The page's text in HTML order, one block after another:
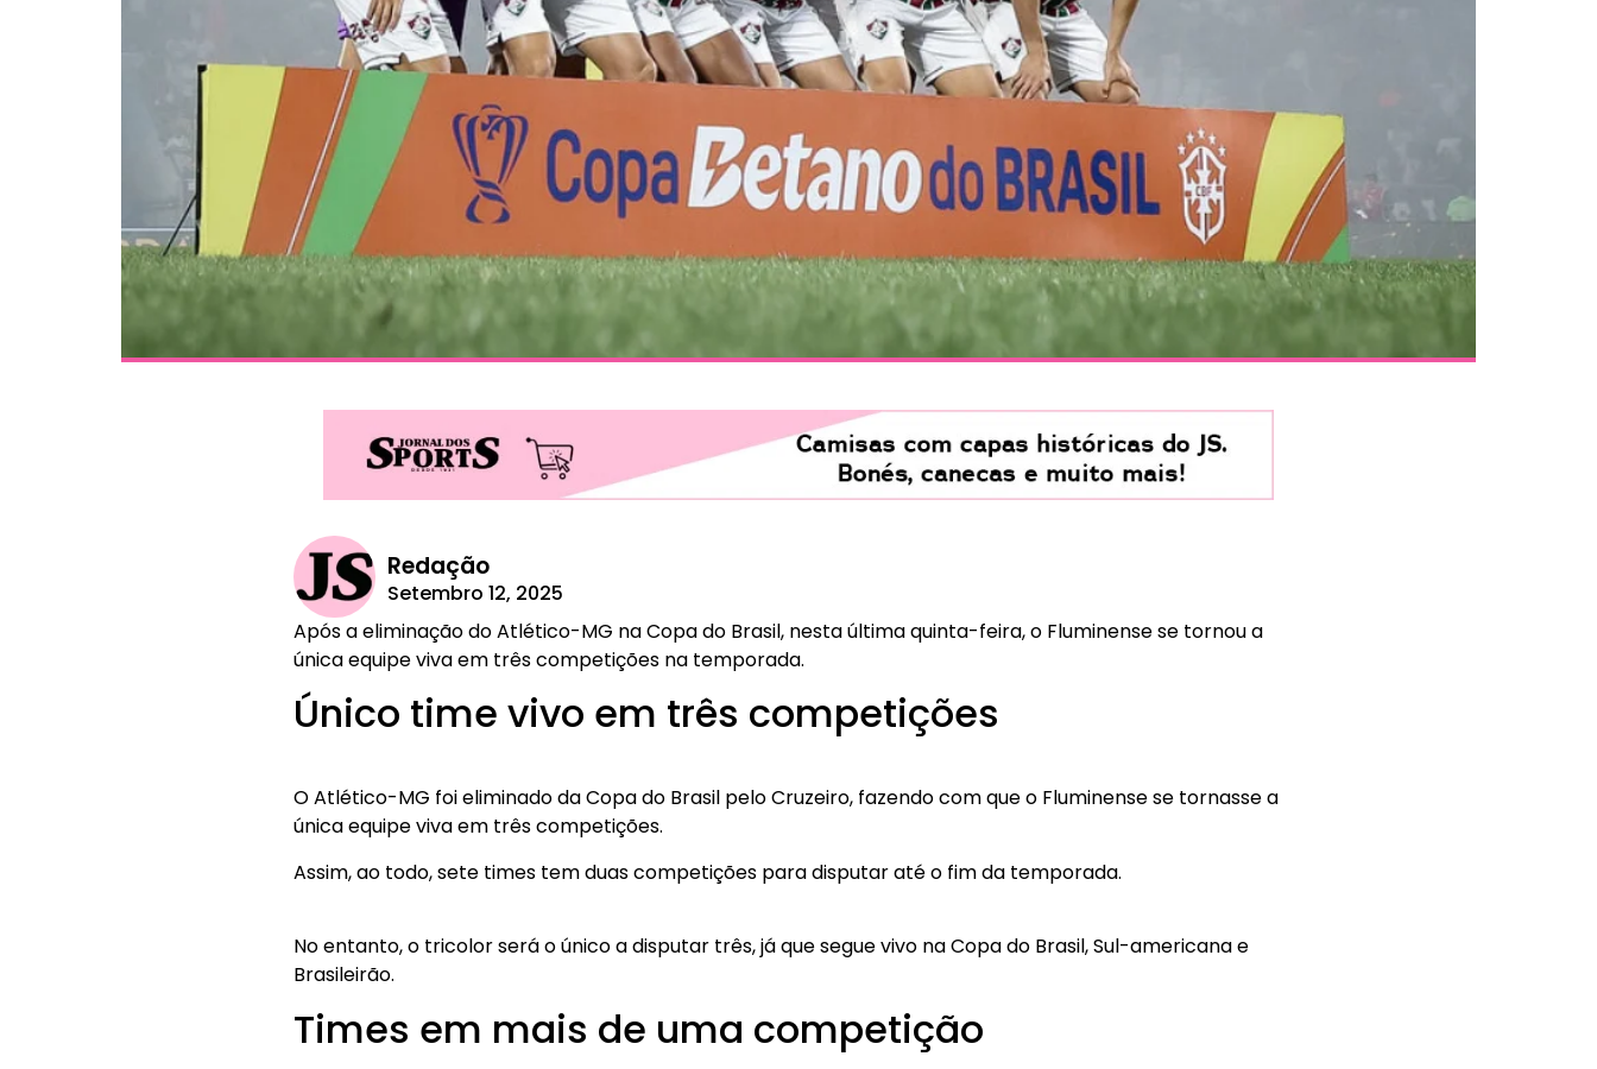
Redação
Setembro 12, 2025
Após a eliminação do Atlético-MG na Copa do Brasil, nesta última quinta-feira, o Fluminense se tornou a
única equipe viva em três competições na temporada.
Único time vivo em três competições
O Atlético-MG foi eliminado da Copa do Brasil pelo Cruzeiro, fazendo com que o Fluminense se tornasse a
única equipe viva em três competições.
Assim, ao todo, sete times tem duas competições para disputar até o fim da temporada.
No entanto, o tricolor será o único a disputar três, já que segue vivo na Copa do Brasil, Sul-americana e
Brasileirão.
Times em mais de uma competição